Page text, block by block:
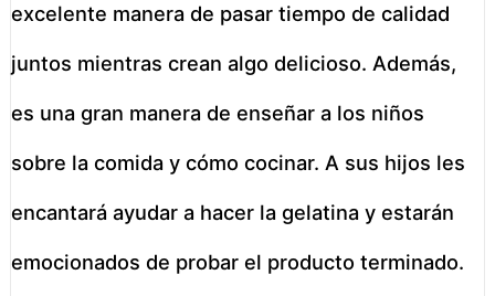
excelente manera de pasar tiempo de calidad
juntos mientras crean algo delicioso. Además,
es una gran manera de enseñar a los niños
sobre la comida y cómo cocinar. A sus hijos les
encantará ayudar a hacer la gelatina y estarán
emocionados de probar el producto terminado.